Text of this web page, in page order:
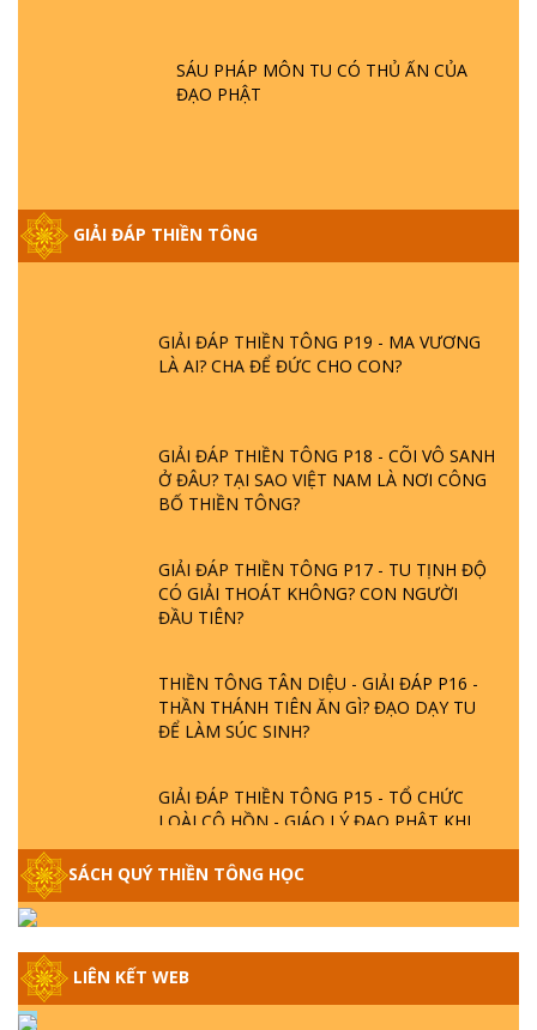
SÁU PHÁP MÔN TU CÓ THỦ ẤN CỦA
ĐẠO PHẬT
GIẢI ĐÁP THIỀN TÔNG
GIẢI ĐÁP VỀ LỄ TIỄN THIỀN TÔNG SƯ
GIẢI ĐÁP THIỀN TÔNG ĐẶC BIỆT PHẦN 20
- BÁC NGUYỄN NHÂN LÀ AI? PHIỀN NÃO
DO ĐÂU MÀ CÓ?
GIẢI ĐÁP THIỀN TÔNG P19 - MA VƯƠNG
LÀ AI? CHA ĐỂ ĐỨC CHO CON?
GIẢI ĐÁP THIỀN TÔNG P18 - CÕI VÔ SANH
Ở ĐÂU? TẠI SAO VIỆT NAM LÀ NƠI CÔNG
BỐ THIỀN TÔNG?
GIẢI ĐÁP THIỀN TÔNG P17 - TU TỊNH ĐỘ
CÓ GIẢI THOÁT KHÔNG? CON NGƯỜI
ĐẦU TIÊN?
THIỀN TÔNG TÂN DIỆU - GIẢI ĐÁP P16 -
THẦN THÁNH TIÊN ĂN GÌ? ĐẠO DẠY TU
ĐỂ LÀM SÚC SINH?
GIẢI ĐÁP THIỀN TÔNG P15 - TỔ CHỨC
LOÀI CÔ HỒN - GIÁO LÝ ĐẠO PHẬT KHI
NÀO XUẤT BẢN
GIẢI ĐÁP THIỀN TÔNG ĐẶC BIỆT - P14 -
NGUỒN GỐC ÂM LỊCH DƯƠNG LỊCH -
GIẢI ĐÁP THIỀN TÔNG ĐẶC BIỆT - P13 -
SÁCH QUÝ THIỀN TÔNG HỌC
LIÊN KẾT WEB